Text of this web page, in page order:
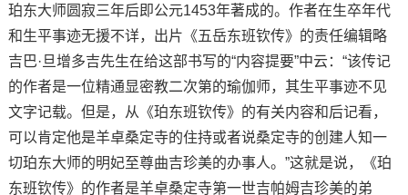
珀东大师圆寂三年后即公元1453年著成的。作者在生卒年代
和生平事迹无援不详，出片《五岳东班钦传》的责任编辑略
吉巴·旦增多吉先生在给这部书写的“内容提要”中云：“该传记
的作者是一位精通显密教二次第的瑜伽师，其生平事迹不见
文字记载。但是，从《珀东班钦传》的有关内容和后记看，
可以肯定他是羊卓桑定寺的住持或者说桑定寺的创建人知一
切珀东大师的明妃至尊曲吉珍美的办事人。”这就是说，《珀
东班钦传》的作者是羊卓桑定寺第一世吉帕姆吉珍美的弟